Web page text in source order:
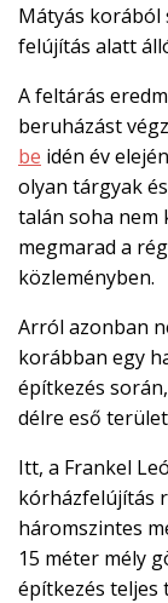
TÁMOGATÓI
KÖRHÖZ!
Mátyás korából
felújítás alatt
A feltárás
beruházást
be idén év
olyan tárgyak
talán soha nem
megmarad a
közleményben.
Arról azonban
korábban egy
építkezés
délre eső
Itt, a Frankel
kórházfelújítás
háromszintes
15 méter mély
építkezés